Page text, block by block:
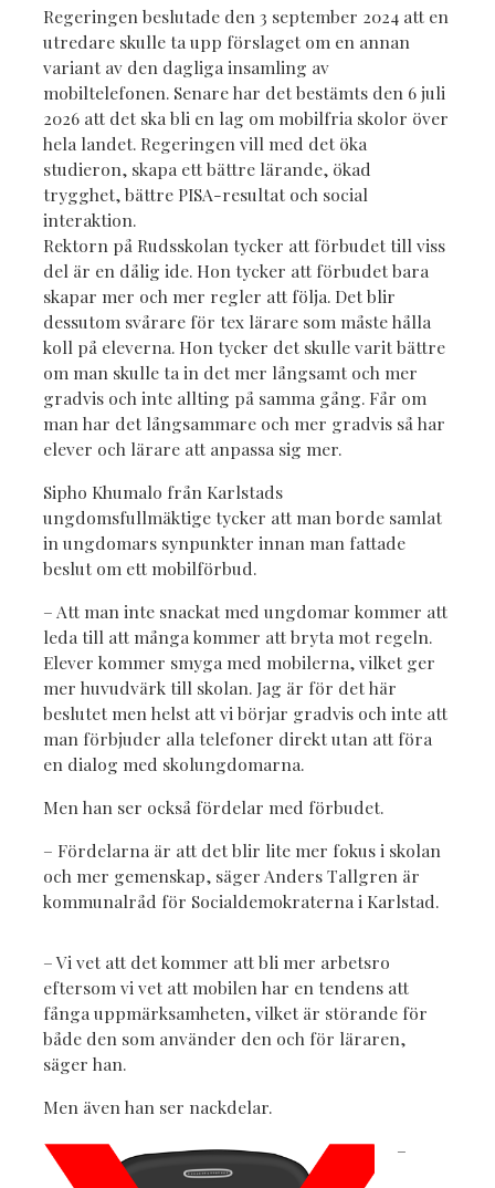
Regeringen beslutade den 3 september 2024 att en
utredare skulle ta upp förslaget om en annan
variant av den dagliga insamling av
mobiltelefonen. Senare har det bestämts den 6 juli
2026 att det ska bli en lag om mobilfria skolor över
hela landet. Regeringen vill med det öka
studieron, skapa ett bättre lärande, ökad
trygghet, bättre PISA-resultat och social
interaktion.
Rektorn på Rudsskolan tycker att förbudet till viss
del är en dålig ide. Hon tycker att förbudet bara
skapar mer och mer regler att följa. Det blir
dessutom svårare för tex lärare som måste hålla
koll på eleverna. Hon tycker det skulle varit bättre
om man skulle ta in det mer långsamt och mer
gradvis och inte allting på samma gång. Får om
man har det långsammare och mer gradvis så har
elever och lärare att anpassa sig mer.
Sipho Khumalo från Karlstads
ungdomsfullmäktige tycker att man borde samlat
in ungdomars synpunkter innan man fattade
beslut om ett mobilförbud.
– Att man inte snackat med ungdomar kommer att
leda till att många kommer att bryta mot regeln.
Elever kommer smyga med mobilerna, vilket ger
mer huvudvärk till skolan. Jag är för det här
beslutet men helst att vi börjar gradvis och inte att
man förbjuder alla telefoner direkt utan att föra
en dialog med skolungdomarna.
Men han ser också fördelar med förbudet.
– Fördelarna är att det blir lite mer fokus i skolan
och mer gemenskap, säger Anders Tallgren är
kommunalråd för Socialdemokraterna i Karlstad.
– Vi vet att det kommer att bli mer arbetsro
eftersom vi vet att mobilen har en tendens att
fånga uppmärksamheten, vilket är störande för
både den som använder den och för läraren,
säger han.
Men även han ser nackdelar.
–